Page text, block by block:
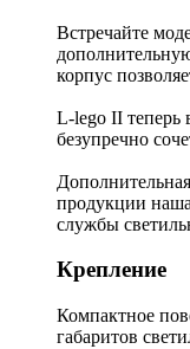
Встречайте
корпус
L-lego II теперь
безупречно
продукции наша
службы
Крепление
Компактное
габаритов